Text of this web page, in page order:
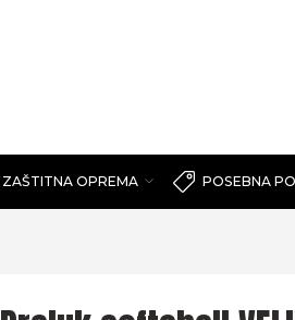
ZAŠTITNA OPREMA POSEBNA